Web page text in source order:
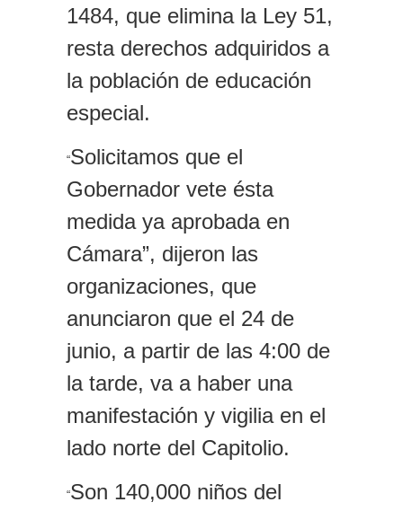
1484, que elimina la Ley 51,
resta derechos adquiridos a
la población de educación
especial.
“Solicitamos que el
Gobernador vete ésta
medida ya aprobada en
Cámara”, dijeron las
organizaciones, que
anunciaron que el 24 de
junio, a partir de las 4:00 de
la tarde, va a haber una
manifestación y vigilia en el
lado norte del Capitolio.
“Son 140,000 niños del